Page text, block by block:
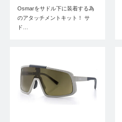
Osmarをサドル下に装着する為
のアタッチメントキット！ サ
ド…